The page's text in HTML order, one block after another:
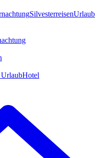
SilvesterreisenUrlaub
Hotel